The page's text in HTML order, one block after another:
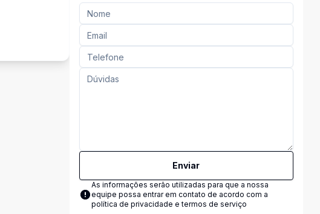
Enviar
As informações serão utilizadas para que a nossa
equipe possa entrar em contato de acordo com a
política de privacidade e termos de serviço